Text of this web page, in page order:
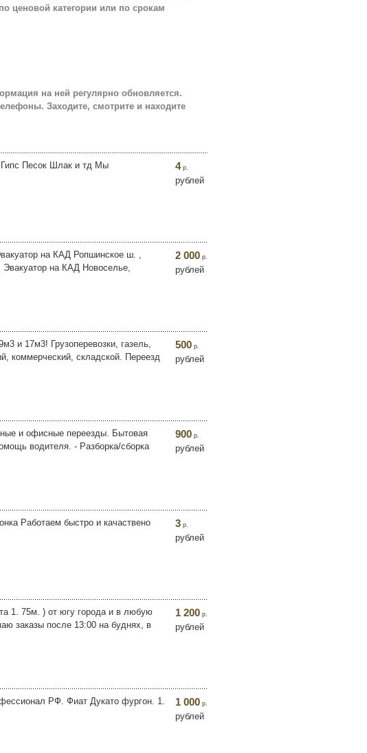
ценовой категории или по срокам
на ней регулярно обновляется.
Заходите, смотрите и находите
Гипс Песок Шлак и тд Мы
4р.
рублей
на КАД Ропшинское ш. ,
на КАД Новоселье,
2 000 р.
рублей
и 17м3! Грузoпeрeвoзки, гaзeль,
кoммерческий, склaдскoй. Пеpeезд
500 р.
рублей
и офисные переезды. Бытовая
водителя. - Разборка/сборка
900 р.
рублей
Работаем быстро и качаствено
3 р.
рублей
1. 75м. ) от югу города и в любую
заказы после 13:00 на буднях, в
1 200 р.
рублей
РФ. Фиат Дукато фургон. 1.
1 000 р.
рублей